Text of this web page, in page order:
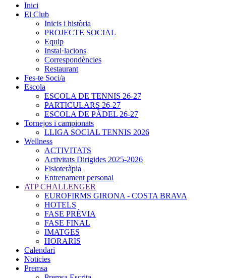
Inici
El Club
Inicis i història
PROJECTE SOCIAL
Equip
Instal·lacions
Correspondències
Restaurant
Fes-te Soci/a
Escola
ESCOLA DE TENNIS 26-27
PARTICULARS 26-27
ESCOLA DE PÀDEL 26-27
Tornejos i campionats
LLIGA SOCIAL TENNIS 2026
Wellness
ACTIVITATS
Activitats Dirigides 2025-2026
Fisioteràpia
Entrenament personal
ATP CHALLENGER
EUROFIRMS GIRONA - COSTA BRAVA
HOTELS
FASE PRÈVIA
FASE FINAL
IMATGES
HORARIS
Calendari
Noticies
Premsa